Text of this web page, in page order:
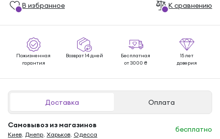
В избранноe К сравнению
Пожизненная
гарантия
Возврат 14 дней
Бесплатная
от 3000 ₴
15 лет
доверия
Доставка Оплата
Самовывоз из магазинов
Киев, Днепр, Харьков, Одесса
бесплатно